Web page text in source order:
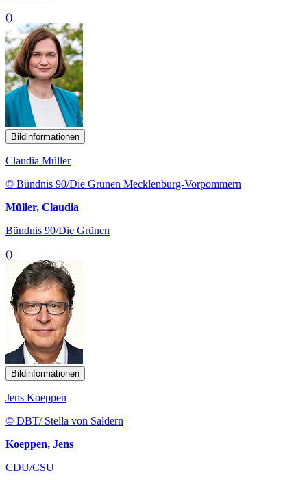
()
Bildinformationen
Claudia Müller
© Bündnis 90/Die Grünen Mecklenburg-Vorpommern
Müller, Claudia
Bündnis 90/Die Grünen
()
Bildinformationen
Jens Koeppen
© DBT/ Stella von Saldern
Koeppen, Jens
CDU/CSU